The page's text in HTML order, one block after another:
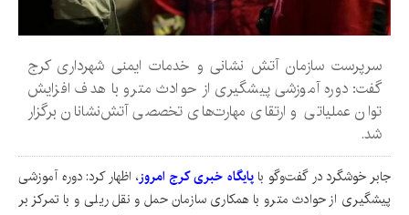
سرپرست سازمان آتش نشانی و خدمات ایمنی شهرداری کرج
گفت: دوره آموزشی پیشگیری از حوادث مترو با هدف افزایش
توان عملیاتی و ارتقای مهارت‌های تخصصی آتش‌نشانان برگزار
شد.
جابر خوشگرد در گفت‌وگو با پایگاه خبری کرج امروز، اظهار کرد: دوره آموزشی
پیشگیری از حوادث مترو با همکاری سازمان حمل و نقل ریلی و با تمرکز بر